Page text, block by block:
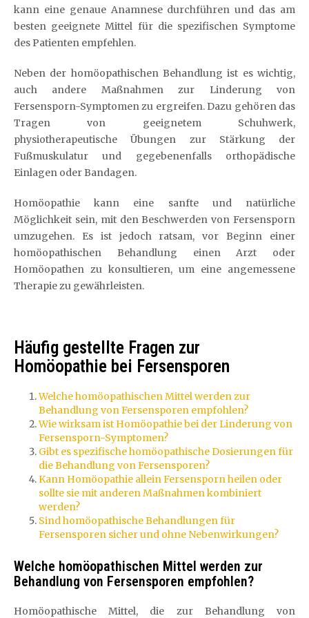
kann eine genaue Anamnese durchführen und das am
besten geeignete Mittel für die spezifischen Symptome
des Patienten empfehlen.
Neben der homöopathischen Behandlung ist es wichtig,
auch andere Maßnahmen zur Linderung von
Fersensporn-Symptomen zu ergreifen. Dazu gehören das
Tragen von geeignetem Schuhwerk,
physiotherapeutische Übungen zur Stärkung der
Fußmuskulatur und gegebenenfalls orthopädische
Einlagen oder Bandagen.
Homöopathie kann eine sanfte und natürliche
Möglichkeit sein, mit den Beschwerden von Fersensporn
umzugehen. Es ist jedoch ratsam, vor Beginn einer
homöopathischen Behandlung einen Arzt oder
Homöopathen zu konsultieren, um eine angemessene
Therapie zu gewährleisten.
Häufig gestellte Fragen zur
Homöopathie bei Fersensporen
Welche homöopathischen Mittel werden zur
Behandlung von Fersensporen empfohlen?
Wie wirksam ist Homöopathie bei der Linderung von
Fersensporn-Symptomen?
Gibt es spezifische homöopathische Dosierungen für
die Behandlung von Fersensporen?
Kann Homöopathie allein Fersensporn heilen oder
sollte sie mit anderen Maßnahmen kombiniert
werden?
Sind homöopathische Behandlungen für
Fersensporen sicher und ohne Nebenwirkungen?
Welche homöopathischen Mittel werden zur
Behandlung von Fersensporen empfohlen?
Homöopathische Mittel, die zur Behandlung von